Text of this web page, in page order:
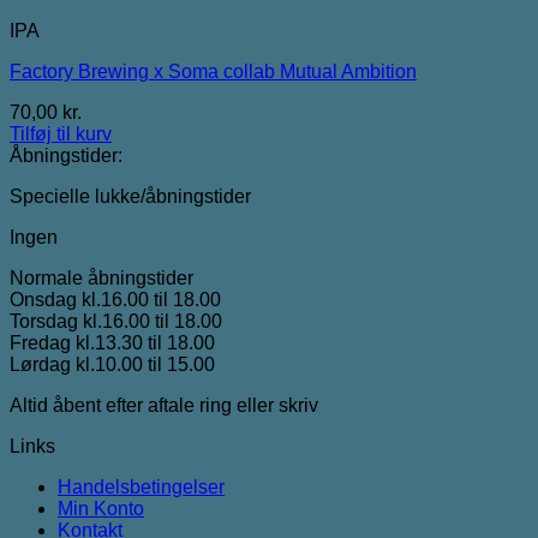
IPA
Factory Brewing x Soma collab Mutual Ambition
70,00 kr.
Tilføj til kurv
Åbningstider:
Specielle lukke/åbningstider
Ingen
Normale åbningstider
Onsdag kl.16.00 til 18.00
Torsdag kl.16.00 til 18.00
Fredag kl.13.30 til 18.00
Lørdag kl.10.00 til 15.00
Altid åbent efter aftale ring eller skriv
Links
Handelsbetingelser
Min Konto
Kontakt